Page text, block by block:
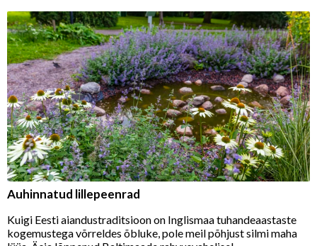
Auhinnatud lillepeenrad
Kuigi Eesti aiandustraditsioon on Inglismaa tuhandeaastaste
kogemustega võrreldes õbluke, pole meil põhjust silmi maha